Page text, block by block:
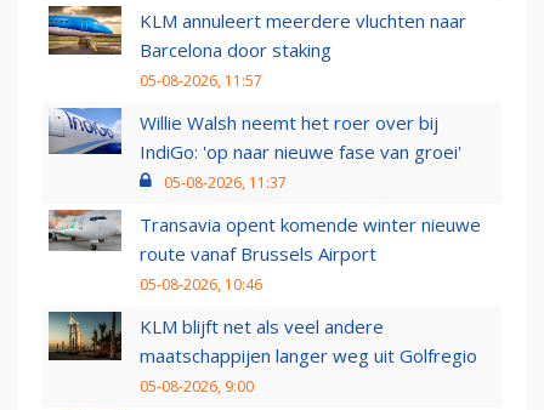
KLM annuleert meerdere vluchten naar
Barcelona door staking
05-08-2026, 11:57
Willie Walsh neemt het roer over bij
IndiGo: 'op naar nieuwe fase van groei'
05-08-2026, 11:37
Transavia opent komende winter nieuwe
route vanaf Brussels Airport
05-08-2026, 10:46
KLM blijft net als veel andere
maatschappijen langer weg uit Golfregio
05-08-2026, 9:00